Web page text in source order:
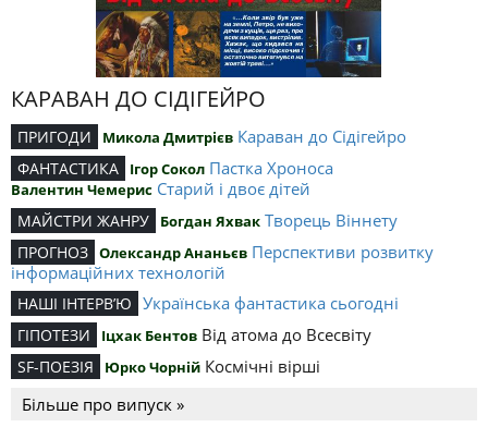
КАРАВАН ДО СІДІГЕЙРО
ПРИГОДИ Микола Дмитрієв Караван до Сідігейро
ФАНТАСТИКА Ігор Сокол Пастка Хроноса
Валентин Чемерис Старий і двоє дітей
МАЙСТРИ ЖАНРУ Богдан Яхвак Творець Віннету
ПРОГНОЗ Олександр Ананьєв Перспективи розвитку
інформаційних технологій
НАШІ ІНТЕРВ’Ю Українська фантастика сьогодні
ГІПОТЕЗИ Іцхак Бентов Від атома до Всесвіту
SF-ПОЕЗІЯ Юрко Чорній Космічні вірші
Більше про випуск »